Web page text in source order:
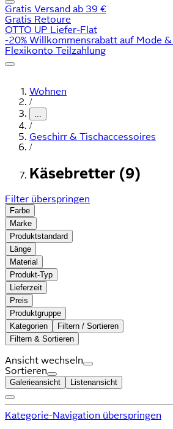
Gratis Versand ab 39 €
Gratis Retoure
OTTO UP Liefer-Flat
-20% Willkommensrabatt auf Mode &
Flexikonto Teilzahlung
Wohnen
/
...
/
Geschirr & Tischaccessoires
/
Käsebretter (9)
Filter überspringen
Farbe
Marke
Produktstandard
Länge
Material
Produkt-Typ
Lieferzeit
Preis
Produktgruppe
Kategorien
Filtern / Sortieren
Filtern & Sortieren
Ansicht wechseln
Sortieren
Galerieansicht Listenansicht
Kategorie-Navigation überspringen